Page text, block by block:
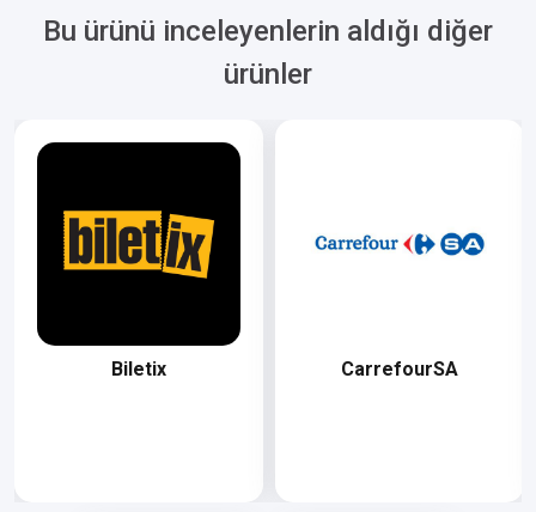
Bu ürünü inceleyenlerin aldığı diğer
ürünler
Biletix CarrefourSA